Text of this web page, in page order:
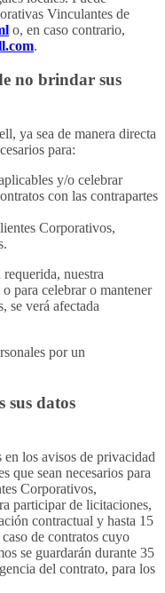
Vinculantes de
o, en caso contrario,
.
no brindar sus
ya sea de manera directa
para:
y/o celebrar
con las contrapartes
Corporativos,
nuestra
para celebrar o mantener
se verá afectada
por un
sus datos
los avisos de privacidad
que sean necesarios para
Corporativos,
participar de licitaciones,
contractual y hasta 15
de contratos cuyo
se guardarán durante 35
del contrato, para los